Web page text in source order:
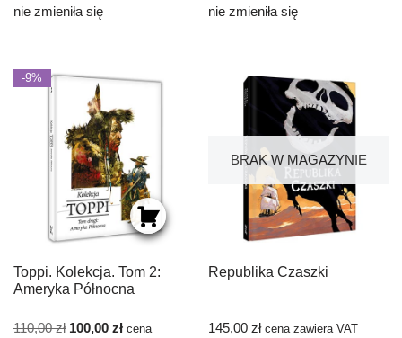
nie zmieniła się
nie zmieniła się
-9%
Toppi. Kolekcja. Tom 2:
Ameryka Północna
110,00zł 100,00 zł cena
BRAK W MAGAZYNIE
Republika Czaszki
145,00zł cena zawiera VAT